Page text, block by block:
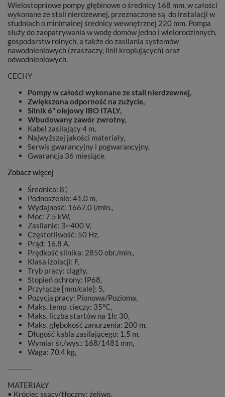
Wielostopniowe pompy głębinowe o średnicy 168 mm, w całości
wykonane ze stali nierdzewnej, przeznaczone są do instalacji w
studniach o minimalnej średnicy wewnętrznej 220 mm. Pompa
służy do zaopatrywania w wodę domów jedno i wielorodzinnych,
gospodarstw rolnych, a także do zasilania systemów
nawodnieniowych (zraszaczy, linii kroplujących) oraz
odwodnieniowych.
CECHY
Pompy w całości wykonane ze stali nierdzewnej,
Zwiększona odporność na zużycie,
Silnik 6" olejowy IBO ITALY,
Wbudowany zawór zwrotny,
Kabel zasilający 4 m,
Najwyższej jakości materiały,
Serwis gwarancyjny i pogwarancyjny,
Gwarancja 36 miesiące.
Zobacz więcej
Średnica: 8”,
Podnoszenie: 41.0 m,
Wydajność: 1667.0 l/min.,
Moc: 7.5 kW,
Zasilanie: 3~400 V,
Częstotliwość: 50 Hz,
Prąd: 16.8 A,
Prędkość silnika: 2850 obr./min.,
Klasa izolacji: F,
Tryb pracy: ciągły,
Stopień ochrony: IP68,
Przyłącze [mm/cale]: 5,
Pozycja pracy: Pionowa/Pozioma,
Maks. temp. cieczy: 35°C,
Maks. liczba startów na 1h: 30,
Maks. głębokość zanurzenia: 200 m,
Długość kabla zasilającego: 1.5 m,
Wymiar śr./wys.: 168/1481 mm,
Waga: 70.4 kg,
----------
MATERIAŁY
• Króciec ssący/tłoczny: żeliwo,